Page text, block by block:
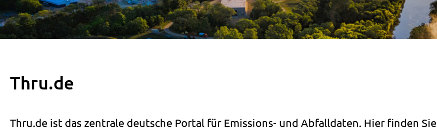
Thru.de
Thru.de ist das zentrale deutsche Portal für Emissions- und Abfalldaten. Hier finden Sie